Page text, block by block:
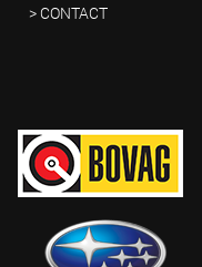
> CONTACT